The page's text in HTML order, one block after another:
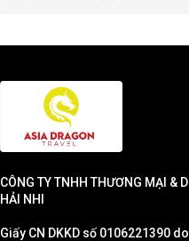
CÔNG TY TNHH THƯƠNG MẠI &
HẢI NHI
Giấy CN DKKD số 0106221390